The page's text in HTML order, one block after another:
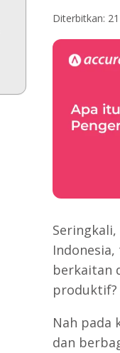
Diterbitkan:
berkaitan
produktif?
Nah pada
dan